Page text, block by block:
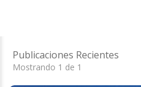
Publicaciones Recientes
Mostrando 1 de 1